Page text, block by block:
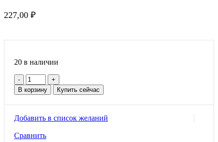
227,00 ₽
20 в наличии
Количество
товара
Механизм
вывода
AtlasDesign
В корзину Купить сейчас
Добавить в список желаний
Сравнить